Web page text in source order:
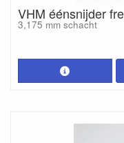
VHM éénsnijder
3,175 mm schacht